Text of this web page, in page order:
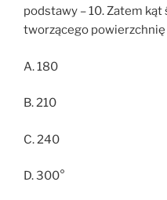
podstawy – 10. Zatem
tworzącego powierzchnię
A. 180
B. 210
C. 240
D. 300°